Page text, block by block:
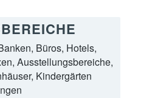
Büros, Hotels,
Ausstellungsbereiche,
Kindergärten